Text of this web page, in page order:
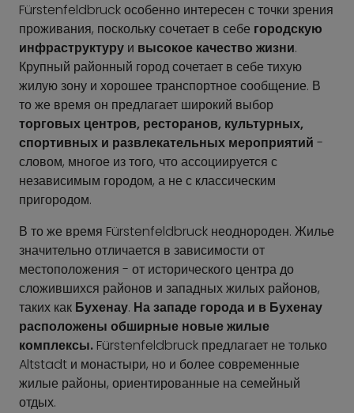
Fürstenfeldbruck особенно интересен с точки зрения
проживания, поскольку сочетает в себе городскую
инфраструктуру и высокое качество жизни.
Крупный районный город сочетает в себе тихую
жилую зону и хорошее транспортное сообщение. В
то же время он предлагает широкий выбор
торговых центров, ресторанов, культурных,
спортивных и развлекательных мероприятий -
словом, многое из того, что ассоциируется с
независимым городом, а не с классическим
пригородом.
В то же время Fürstenfeldbruck неоднороден. Жилье
значительно отличается в зависимости от
местоположения - от исторического центра до
сложившихся районов и западных жилых районов,
таких как Бухенау. На западе города и в Бухенау
расположены обширные новые жилые
комплексы. Fürstenfeldbruck предлагает не только
Altstadt и монастыри, но и более современные
жилые районы, ориентированные на семейный
отдых.